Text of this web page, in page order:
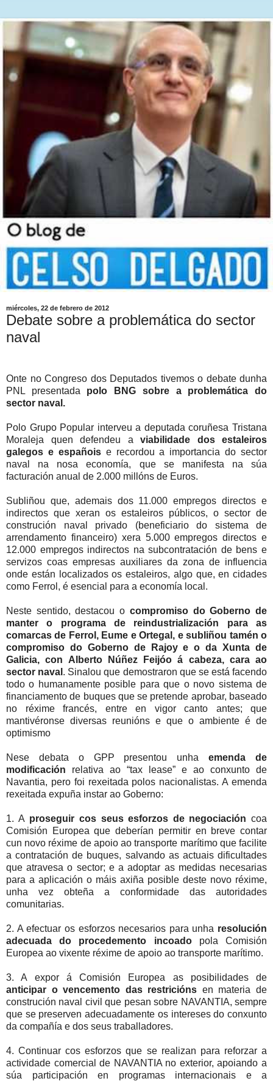
miércoles, 22 de febrero de 2012
Debate sobre a problemática do sector
naval
Onte no Congreso dos Deputados tivemos o debate dunha
PNL presentada polo BNG sobre a problemática do
sector naval.
Polo Grupo Popular interveu a deputada coruñesa Tristana
Moraleja quen defendeu a viabilidade dos estaleiros
galegos e españoise recordou a importancia do sector
naval na nosa economía, que se manifesta na súa
facturación anual de 2.000 millóns de Euros.
Subliñou que, ademais dos 11.000 empregos directos e
indirectos que xeran os estaleiros públicos, o sector de
construción naval privado (beneficiario do sistema de
arrendamento financeiro) xera 5.000 empregos directos e
12.000 empregos indirectos na subcontratación de bens e
servizos coas empresas auxiliares da zona de influencia
onde están localizados os estaleiros, algo que, en cidades
como Ferrol, é esencial para a economía local.
Neste sentido, destacou o compromiso do Goberno de
manter o programa de reindustrialización para as
comarcas de Ferrol, Eume e Ortegal, e subliñou tamén o
compromiso do Goberno de Rajoy e o da Xunta de
Galicia, con Alberto Núñez Feijóo á cabeza, cara ao
sector naval . Sinalou que demostraron que se está facendo
todo o humanamente posible para que o novo sistema de
financiamento de buques que se pretende aprobar, baseado
no réxime francés, entre en vigor canto antes; que
mantivéronse diversas reunións e que o ambiente é de
optimismo
Nese debata o GPP presentou unhaemenda de
modificación relativa ao “tax lease” e ao conxunto de
Navantia, pero foi rexeitada polos nacionalistas. A emenda
rexeitada expuña instar ao Goberno:
1. A proseguir cos seus esforzos de negociación coa
Comisión Europea que deberían permitir en breve contar
cun novo réxime de apoio ao transporte marítimo que facilite
a contratación de buques, salvando as actuais dificultades
que atravesa o sector; e a adoptar as medidas necesarias
para a aplicación o máis axiña posible deste novo réxime,
unha vez obteña a conformidade das autoridades
comunitarias.
2. A efectuar os esforzos necesarios para unha resolución
adecuada do procedemento incoadopola Comisión
Europea ao vixente réxime de apoio ao transporte marítimo.
3. A expor á Comisión Europea as posibilidades de
anticipar o vencemento das restricións en materia de
construción naval civil que pesan sobre NAVANTIA, sempre
que se preserven adecuadamente os intereses do conxunto
da compañía e dos seus traballadores.
4. Continuar cos esforzos que se realizan para reforzar a
actividade comercial de NAVANTIA no exterior, apoiando a
súa participación en programas internacionais e a